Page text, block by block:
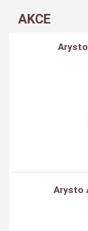
AKCE
Arysto
Arysto